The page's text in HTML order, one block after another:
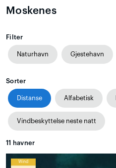
Moskenes
Filter
Naturhavn Gjestehavn
Sorter
Distanse Alfabetisk
Vindbeskyttelse neste natt
11 havner
Wind